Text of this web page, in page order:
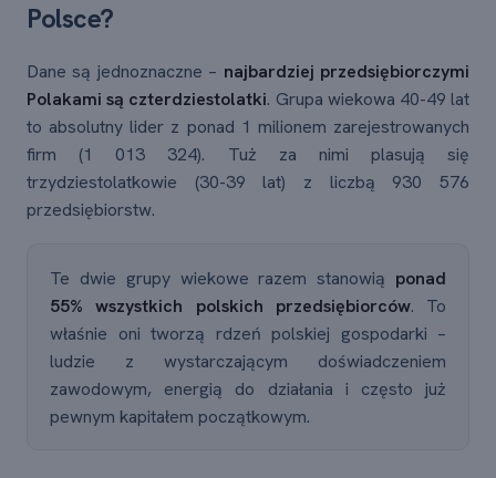
Polsce?
Dane są jednoznaczne – najbardziej przedsiębiorczymi
Polakami są czterdziestolatki. Grupa wiekowa 40-49 lat
to absolutny lider z ponad 1 milionem zarejestrowanych
firm (1 013 324). Tuż za nimi plasują się
trzydziestolatkowie (30-39 lat) z liczbą 930 576
przedsiębiorstw.
Te dwie grupy wiekowe razem stanowią ponad
55% wszystkich polskich przedsiębiorców. To
właśnie oni tworzą rdzeń polskiej gospodarki –
ludzie z wystarczającym doświadczeniem
zawodowym, energią do działania i często już
pewnym kapitałem początkowym.